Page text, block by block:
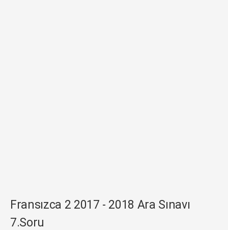
Fransızca 2 2017 - 2018 Ara Sınavı
7.Soru